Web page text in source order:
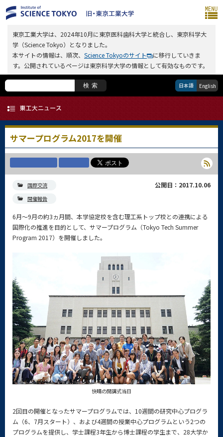
東京工業大学は、2024年10月に東京医科歯科大学と統合し、東京科学大
学（Science Tokyo）となりました。
本サイトの情報は、順次、 Science Tokyoのサイト
に移行していきま
す。公開されているページは東京科学大学の情報として有効なものです。
検索 日本語 English
サマープログラム2017を開催
国際交流
開催報告
公開日：2017.10.06
6月～9月の約3ヵ月間、本学協定校を含む理工系トップ校との連携による
国際化の推進を目的として、サマープログラム（Tokyo Tech Summer
Program 2017）を開催しました。
快晴の開講式当日
2回目の開催となったサマープログラムでは、10週間の研究中心プログラ
ム（6、7月スタート）、および4週間の授業中心プログラムという2つの
プログラムを提供し、学士課程3年生から博士課程の学生まで、28大学か